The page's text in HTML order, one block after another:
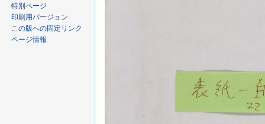
特別ページ
印刷用バージョン
この版への固定リンク
ページ情報